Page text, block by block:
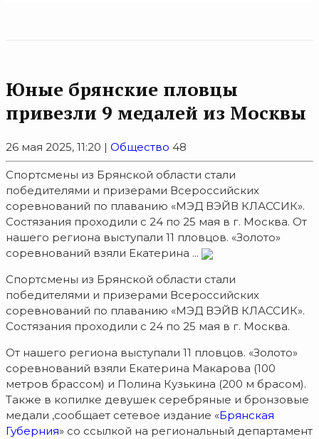
Юные брянские пловцы
привезли 9 медалей из Москвы
26 мая 2025, 11:20 | Общество 48
Спортсмены из Брянской области стали
победителями и призерами Всероссийских
соревнований по плаванию «МЭД ВЭЙВ КЛАССИК».
Состязания проходили с 24 по 25 мая в г. Москва. От
нашего региона выступали 11 пловцов. «Золото»
соревнований взяли Екатерина ...
Спортсмены из Брянской области стали
победителями и призерами Всероссийских
соревнований по плаванию «МЭД ВЭЙВ КЛАССИК».
Состязания проходили с 24 по 25 мая в г. Москва.
От нашего региона выступали 11 пловцов. «Золото»
соревнований взяли Екатерина Макарова (100
метров брассом) и Полина Кузькина (200 м брасом).
Также в копилке девушек серебряные и бронзовые
медали ,сообщает сетевое издание «Брянская
Губерния» со ссылкой на региональный департамент